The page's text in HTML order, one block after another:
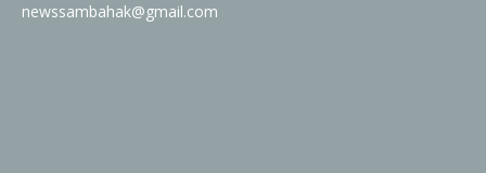
newssambahak@gmail.com